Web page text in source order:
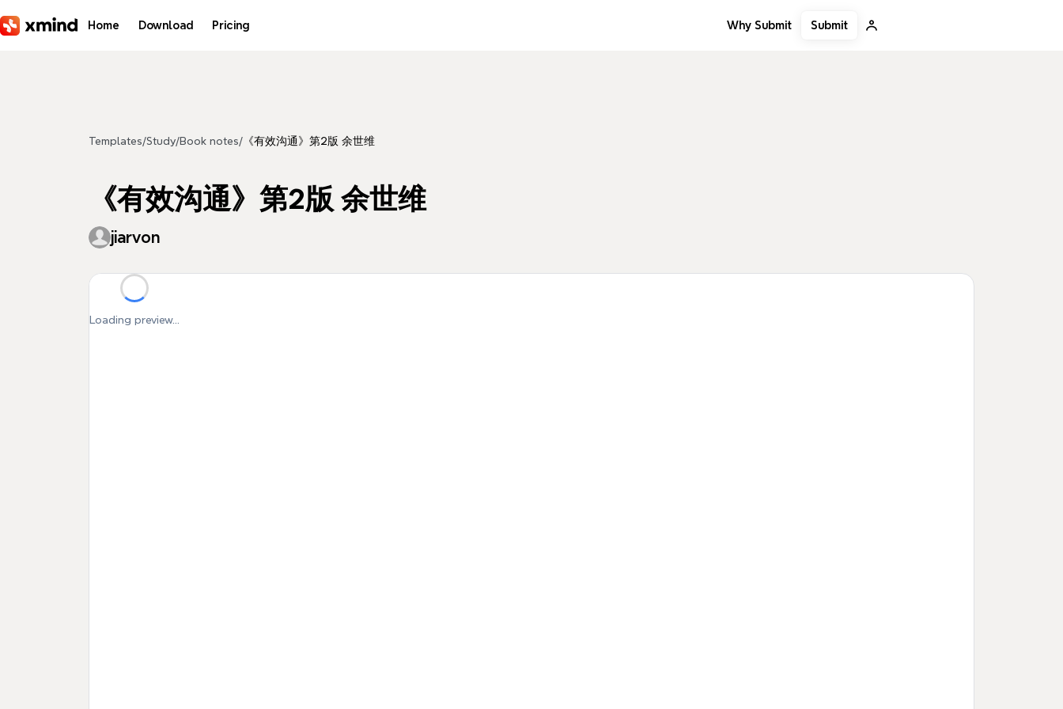
Home Download Pricing Why Submit Submit
Templates/Study/Book notes/ 《有效沟通》第2版 余世维
《有效沟通》第2版 余世维
jiarvon
Loading preview...